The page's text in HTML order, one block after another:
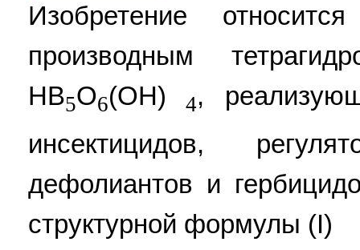
Изобретение
производным
НВ5О6(ОН) 4,
инсектицидов,
дефолиантов и
структурной формулы (I)